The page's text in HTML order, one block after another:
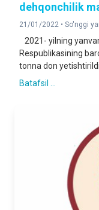
dehqonchilik
21/01/2022 • So'nggi
2021- yilning
Respublikasining
tonna don yetishtirildi
Batafsil ...